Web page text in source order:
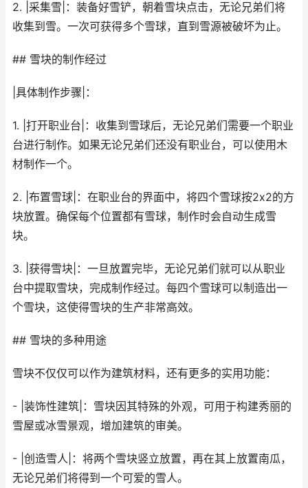
2. |采集雪|：装备好雪铲，朝着雪块点击，无论兄弟们将
收集到雪。一次可获得多个雪球，直到雪源被破坏为止。
## 雪块的制作经过
|具体制作步骤|：
1. |打开职业台|：收集到雪球后，无论兄弟们需要一个职业
台进行制作。如果无论兄弟们还没有职业台，可以使用木
材制作一个。
2. |布置雪球|：在职业台的界面中，将四个雪球按2x2的方
块放置。确保每个位置都有雪球，制作时会自动生成雪
块。
3. |获得雪块|：一旦放置完毕，无论兄弟们就可以从职业
台中提取雪块，完成制作经过。每四个雪球可以制造出一
个雪块，这使得雪块的生产非常高效。
## 雪块的多种用途
雪块不仅仅可以作为建筑材料，还有更多的实用功能：
- |装饰性建筑|：雪块因其特殊的外观，可用于构建秀丽的
雪屋或冰雪景观，增加建筑的审美。
- |创造雪人|：将两个雪块竖立放置，再在其上放置南瓜，
无论兄弟们将得到一个可爱的雪人。